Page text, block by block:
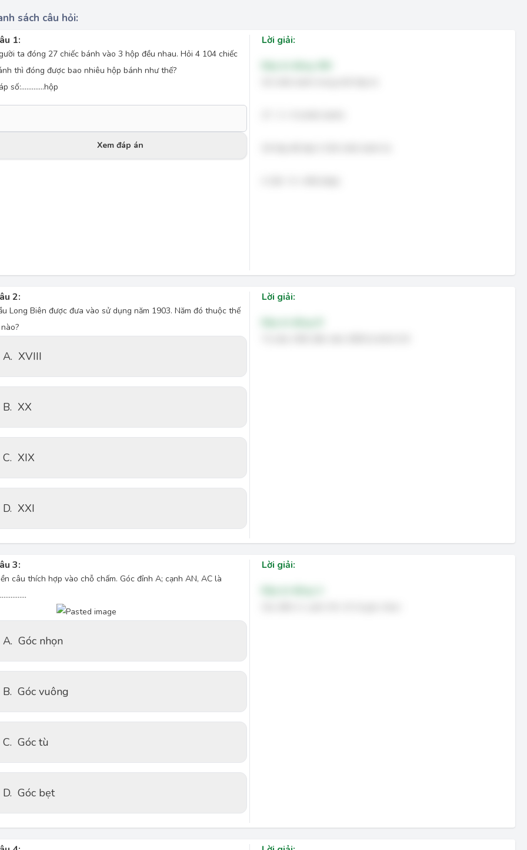
sách câu hỏi:
1:
ta đóng 27 chiếc bánh vào 3 hộp đều nhau. Hỏi 4 104 chiếc
thì đóng được bao nhiêu hộp bánh như thế?
số:.............hộp
Xem đáp án
Lời giải:
2:
Long Biên được đưa vào sử dụng năm 1903. Năm đó thuộc thế
A. XVIII
B. XX
C. XIX
D. XXI
Lời giải:
3:
câu thích hợp vào chỗ chấm. Góc đỉnh A; cạnh AN, AC là
A. Góc nhọn
B. Góc vuông
C. Góc tù
D. Góc bẹt
Lời giải: